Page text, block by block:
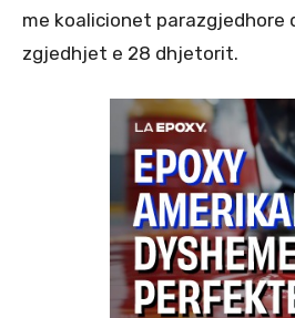
me koalicionet parazgjedhore
zgjedhjet e 28 dhjetorit.